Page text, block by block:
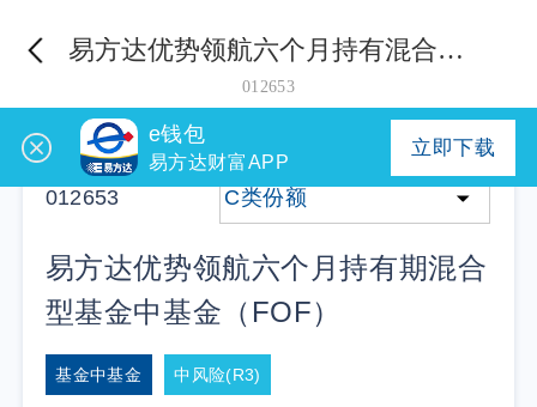
易方达优势领航六个月持有混合（FOF）C
012653
012653 C类份额
易方达优势领航六个月持有期混合
型基金中基金（FOF）
基金中基金 中风险(R3)
e钱包
易方达财富APP
立即下载